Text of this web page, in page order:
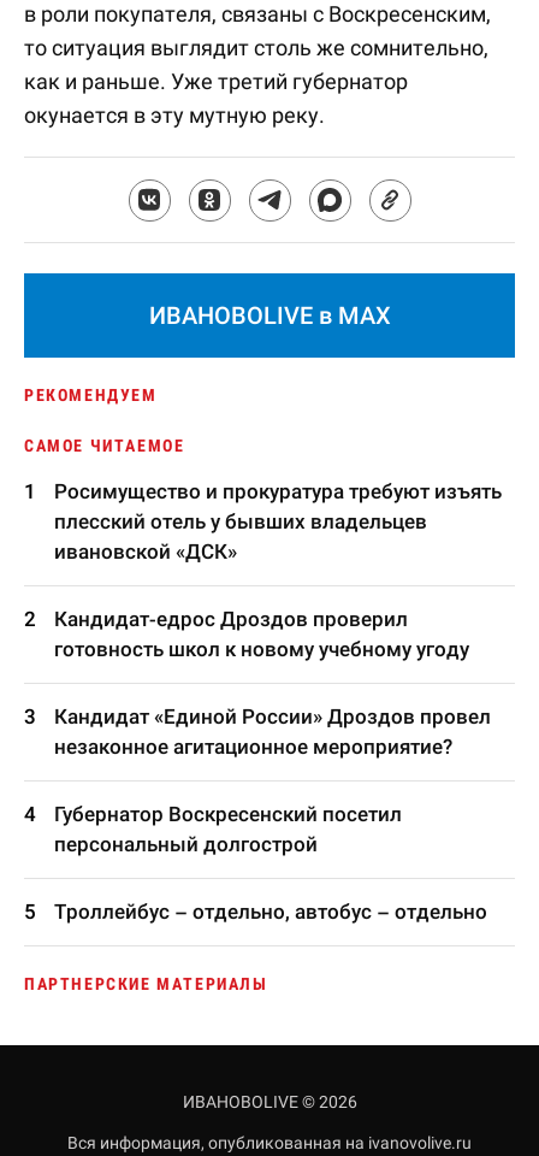
в роли покупателя, связаны с Воскресенским,
то ситуация выглядит столь же сомнительно,
как и раньше. Уже третий губернатор
окунается в эту мутную реку.
ИВАНОВОLIVE в MAX
РЕКОМЕНДУЕМ
САМОЕ ЧИТАЕМОЕ
Росимущество и прокуратура требуют изъять
плесский отель у бывших владельцев
ивановской «ДСК»
Кандидат-едрос Дроздов проверил
готовность школ к новому учебному угоду
Кандидат «Единой России» Дроздов провел
незаконное агитационное мероприятие?
Губернатор Воскресенский посетил
персональный долгострой
Троллейбус – отдельно, автобус – отдельно
ПАРТНЕРСКИЕ МАТЕРИАЛЫ
ИВАНОВОLIVE © 2026
Вся информация, опубликованная на ivanovolive.ru